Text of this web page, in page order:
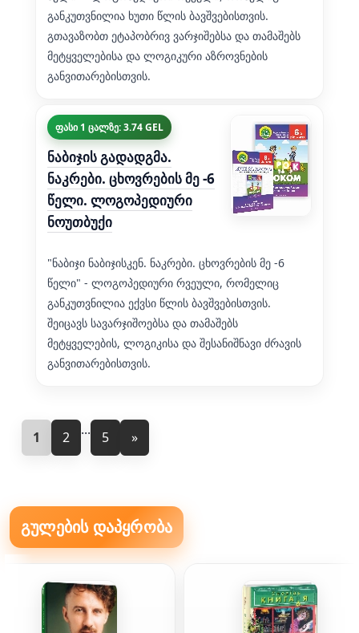
განკუთვნილია ხუთი წლის ბავშვებისთვის.
გთავაზობთ ეტაპობრივ ვარჯიშებსა და თამაშებს
მეტყველებისა და ლოგიკური აზროვნების
განვითარებისთვის.
ფასი 1 ცალზე: 3.74 GEL
ნაბიჯის გადადგმა.
ნაკრები. ცხოვრების მე -6
წელი. ლოგოპედიური
ნოუთბუქი
"ნაბიჯი ნაბიჯისკენ. ნაკრები. ცხოვრების მე -6
წელი" - ლოგოპედიური რვეული, რომელიც
განკუთვნილია ექვსი წლის ბავშვებისთვის.
შეიცავს სავარჯიშოებსა და თამაშებს
მეტყველების, ლოგიკისა და შესანიშნავი ძრავის
განვითარებისთვის.
1 2 ... 5 »
გულების დაპყრობა